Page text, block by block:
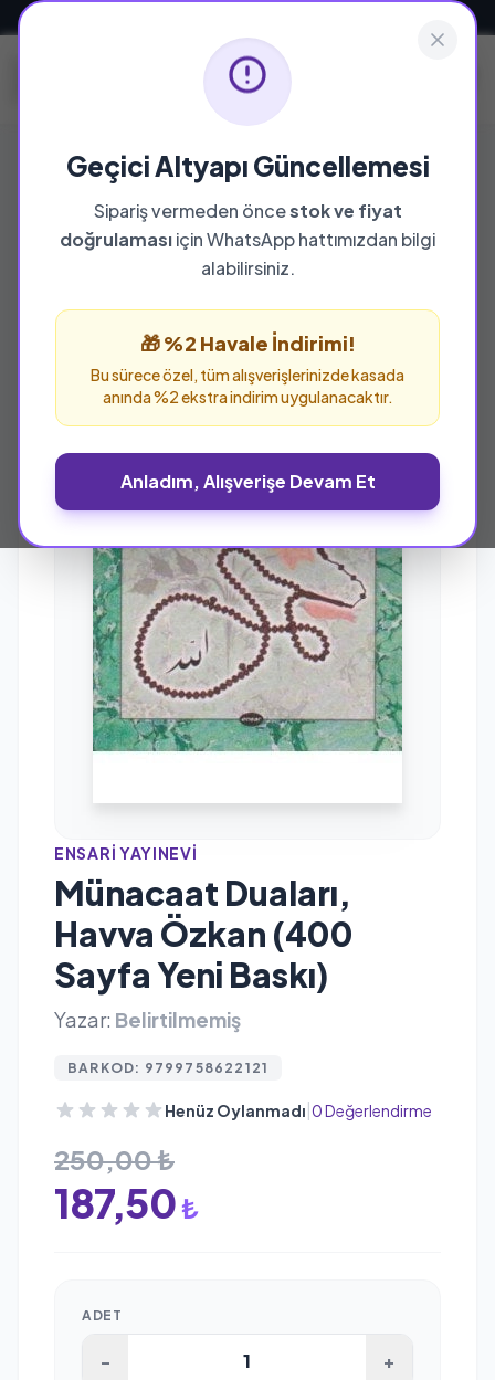
Geçici Altyapı Güncellemesi
Sipariş vermeden öncestok ve fiyat
doğrulamasıiçin WhatsApp hattımızdan bilgi
alabilirsiniz.
🎁 %2 Havale İndirimi!
Bu sürece özel, tüm alışverişlerinizde kasada
anında %2 ekstra indirim uygulanacaktır.
Anladım, Alışverişe Devam Et
%25 İNDİRİM
ENSARI YAYINEVI
Münacaat Duaları,
Havva Özkan (400
Sayfa Yeni Baskı)
Yazar: Belirtilmemiş
BARKOD: 9799758622121
Henüz Oylanmadı 0 Değerlendirme
250,00 ₺
187,50 ₺
ADET
- +